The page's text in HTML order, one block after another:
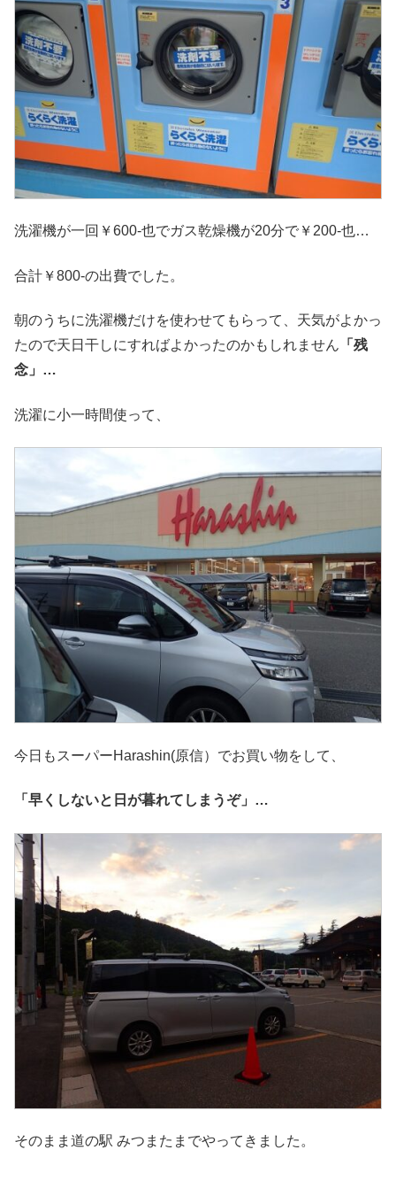
洗濯機が一回￥600-也でガス乾燥機が20分で￥200-也…
合計￥800-の出費でした。
朝のうちに洗濯機だけを使わせてもらって、天気がよかっ
たので天日干しにすればよかったのかもしれません 「残
念」…
洗濯に小一時間使って、
今日もスーパーHarashin(原信）でお買い物をして、
「早くしないと日が暮れてしまうぞ」…
そのまま道の駅 みつまたまでやってきました。